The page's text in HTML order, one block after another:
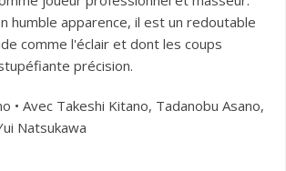
humble apparence, il est un redoutable
comme l'éclair et dont les coups
précision.
• Avec Takeshi Kitano, Tadanobu Asano,
Natsukawa